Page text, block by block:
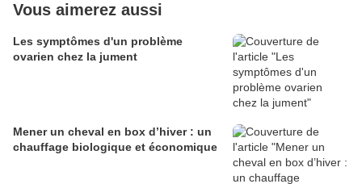
Vous aimerez aussi
Les symptômes d'un problème
ovarien chez la jument
Mener un cheval en box d’hiver : un
chauffage biologique et économique